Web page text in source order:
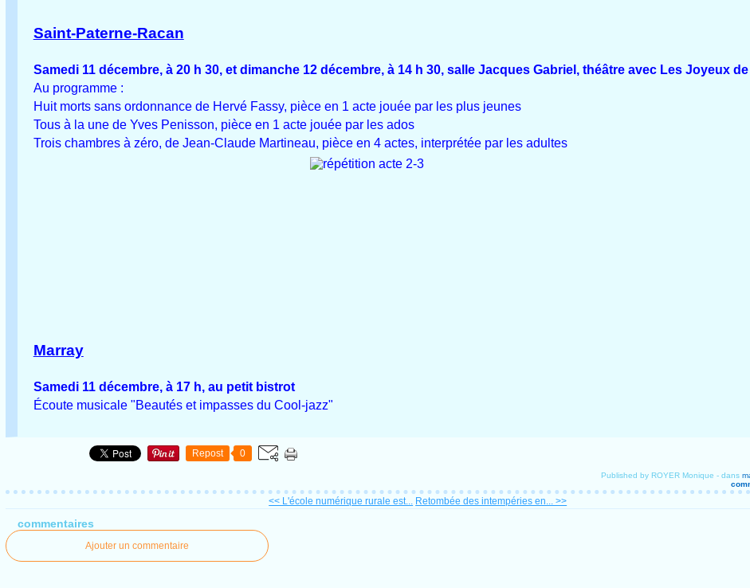
Saint-Paterne-Racan
Samedi 11 décembre, à 20 h 30, et dimanche 12 décembre, à 14 h 30, salle Jacques Gabriel, théâtre avec Les Joyeux
Au programme :
Huit morts sans ordonnance de Hervé Fassy, pièce en 1 acte jouée par les plus jeunes
Tous à la une de Yves Penisson, pièce en 1 acte jouée par les ados
Trois chambres à zéro, de Jean-Claude Martineau, pièce en 4 actes, interprétée par les adultes
Marray
Samedi 11 décembre, à 17 h, au petit bistrot
Écoute musicale "Beautés et impasses du Cool-jazz"
Repost 0
Published by ROYER Monique -dans
<< L'école numérique rurale est... Retombée des intempéries en... >>
commentaires
Ajouter un commentaire